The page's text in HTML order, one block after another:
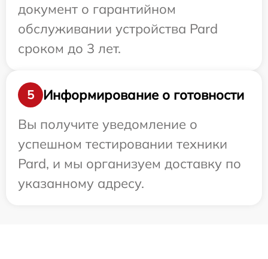
документ о гарантийном
обслуживании устройства Pard
сроком до 3 лет.
5
Информирование о готовности
Вы получите уведомление о
успешном тестировании техники
Pard, и мы организуем доставку по
указанному адресу.